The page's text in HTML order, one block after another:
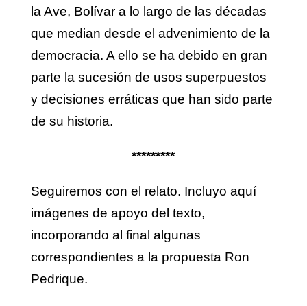
la Ave, Bolívar a lo largo de las décadas
que median desde el advenimiento de la
democracia. A ello se ha debido en gran
parte la sucesión de usos superpuestos
y decisiones erráticas que han sido parte
de su historia.
*********
Seguiremos con el relato. Incluyo aquí
imágenes de apoyo del texto,
incorporando al final algunas
correspondientes a la propuesta Ron
Pedrique.